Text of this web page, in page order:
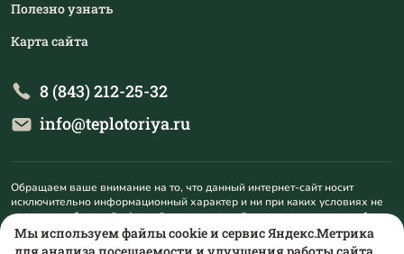
Полезно узнать
Карта сайта
8 (843) 212-25-32
info@teplotoriya.ru
Обращаем ваше внимание на то, что данный интернет-сайт носит
исключительно информационный характер и ни при каких условиях не
является публичной офертой, определяемой положениями пункта 1
статьи 437 Гражданского кодекса Российской Федерации. Для
получения подробной информации о наличии и стоимости указанных
Мы используем файлы cookie и сервис Яндекс.Метрика